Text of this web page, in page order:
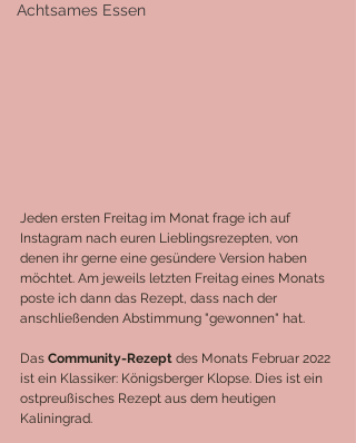
Achtsames Essen
Jeden ersten Freitag im Monat frage ich auf
Instagram nach euren Lieblingsrezepten, von
denen ihr gerne eine gesündere Version haben
möchtet. Am jeweils letzten Freitag eines Monats
poste ich dann das Rezept, dass nach der
anschließenden Abstimmung "gewonnen" hat.
Das Community-Rezept des Monats Februar 2022
ist ein Klassiker: Königsberger Klopse. Dies ist ein
ostpreußisches Rezept aus dem heutigen
Kaliningrad.